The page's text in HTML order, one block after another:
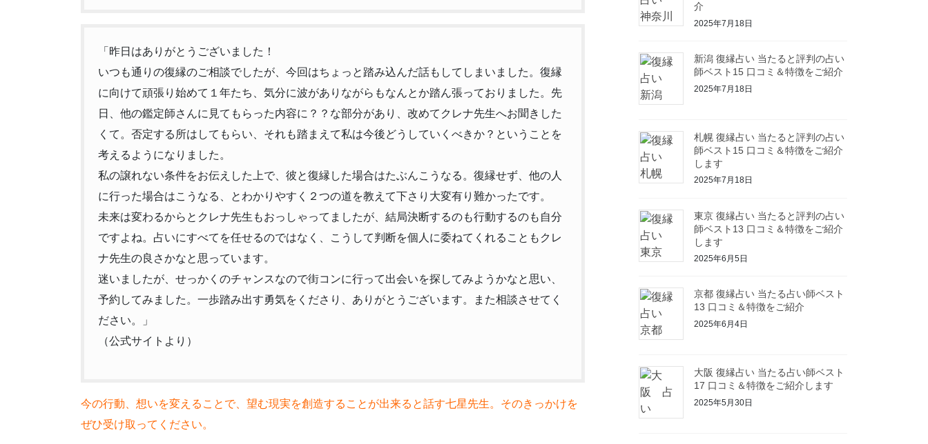
「昨日はありがとうございました！
いつも通りの復縁のご相談でしたが、今回はちょっと踏み込んだ話もしてしまいました。復縁
に向けて頑張り始めて１年たち、気分に波がありながらもなんとか踏ん張っておりました。先
日、他の鑑定師さんに見てもらった内容に？？な部分があり、改めてクレナ先生へお聞きした
くて。否定する所はしてもらい、それも踏まえて私は今後どうしていくべきか？ということを
考えるようになりました。
私の譲れない条件をお伝えした上で、彼と復縁した場合はたぶんこうなる。復縁せず、他の人
に行った場合はこうなる、とわかりやすく２つの道を教えて下さり大変有り難かったです。
未来は変わるからとクレナ先生もおっしゃってましたが、結局決断するのも行動するのも自分
ですよね。占いにすべてを任せるのではなく、こうして判断を個人に委ねてくれることもクレ
ナ先生の良さかなと思っています。
迷いましたが、せっかくのチャンスなので街コンに行って出会いを探してみようかなと思い、
予約してみました。一歩踏み出す勇気をくださり、ありがとうございます。また相談させてく
ださい。」
（公式サイトより）
今の行動、想いを変えることで、望む現実を創造することが出来ると話す七星先生。そのきっかけを
ぜひ受け取ってください。
介
2025年7月18日
新潟 復縁占い 当たると評判の占い
師ベスト15 口コミ＆特徴をご紹介
2025年7月18日
札幌 復縁占い 当たると評判の占い
師ベスト15 口コミ＆特徴をご紹介
します
2025年7月18日
東京 復縁占い 当たると評判の占い
師ベスト13 口コミ＆特徴をご紹介
します
2025年6月5日
京都 復縁占い 当たる占い師ベスト
13 口コミ＆特徴をご紹介
2025年6月4日
大阪 復縁占い 当たる占い師ベスト
17 口コミ＆特徴をご紹介します
2025年5月30日